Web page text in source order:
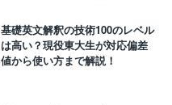
基礎英文解釈の技術100のレベル
は高い？現役東大生が対応偏差
値から使い方まで解説！